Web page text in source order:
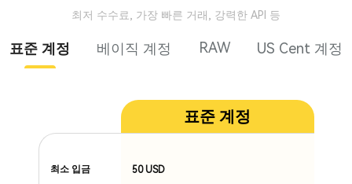
최저 수수료, 가장 빠른 거래, 강력한 API 등
표준 계정 베이직 계정 RAW US Cent 계정
최소 입금
표준 계정
50 USD